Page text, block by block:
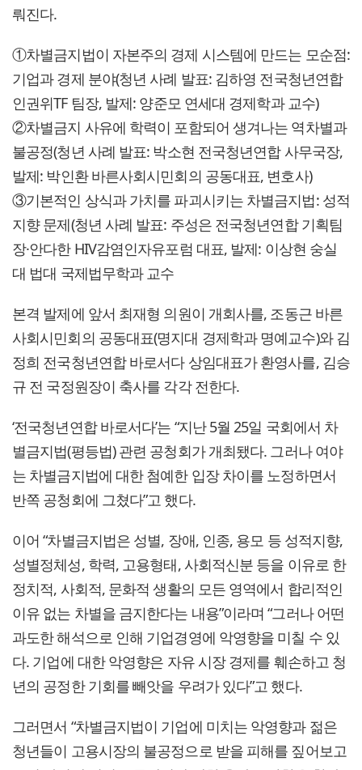
뤄진다.
①차별금지법이 자본주의 경제 시스템에 만드는 모순점:
기업과 경제 분야(청년 사례 발표: 김하영 전국청년연합
인권위TF 팀장, 발제: 양준모 연세대 경제학과 교수)
②차별금지 사유에 학력이 포함되어 생겨나는 역차별과
불공정(청년 사례 발표: 박소현 전국청년연합 사무국장,
발제: 박인환 바른사회시민회의 공동대표, 변호사)
③기본적인 상식과 가치를 파괴시키는 차별금지법: 성적
지향 문제(청년 사례 발표: 주성은 전국청년연합 기획팀
장·안다한 HIV감염인자유포럼 대표, 발제: 이상현 숭실
대 법대 국제법무학과 교수
본격 발제에 앞서 최재형 의원이 개회사를, 조동근 바른
사회시민회의 공동대표(명지대 경제학과 명예교수)와 김
정희 전국청년연합 바로서다 상임대표가 환영사를, 김승
규 전 국정원장이 축사를 각각 전한다.
‘전국청년연합 바로서다’는 “지난 5월 25일 국회에서 차
별금지법(평등법) 관련 공청회가 개최됐다. 그러나 여야
는 차별금지법에 대한 첨예한 입장 차이를 노정하면서
반쪽 공청회에 그쳤다”고 했다.
이어 “차별금지법은 성별, 장애, 인종, 용모 등 성적지향,
성별정체성, 학력, 고용형태, 사회적신분 등을 이유로 한
정치적, 사회적, 문화적 생활의 모든 영역에서 합리적인
이유 없는 차별을 금지한다는 내용”이라며 “그러나 어떤
과도한 해석으로 인해 기업경영에 악영향을 미칠 수 있
다. 기업에 대한 악영향은 자유 시장 경제를 훼손하고 청
년의 공정한 기회를 빼앗을 우려가 있다”고 했다.
그러면서 “차별금지법이 기업에 미치는 악영향과 젊은
청년들이 고용시장의 불공정으로 받을 피해를 짚어보고